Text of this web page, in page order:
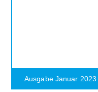
Ausgabe Januar 2023